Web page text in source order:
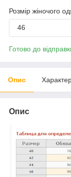
Розмір жіночого
46
Готово до
Опис
Опис